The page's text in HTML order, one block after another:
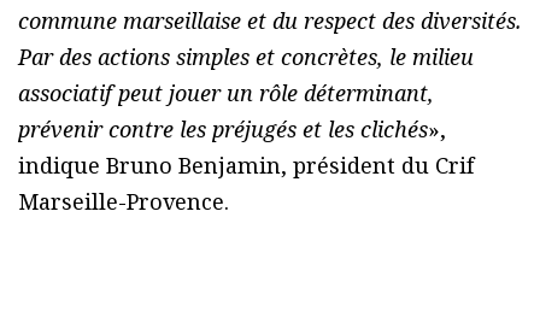
commune marseillaise et du respect des diversités.
Par des actions simples et concrètes, le milieu
associatif peut jouer un rôle déterminant,
prévenir contre les préjugés et les clichés»,
indique Bruno Benjamin, président du Crif
Marseille-Provence.